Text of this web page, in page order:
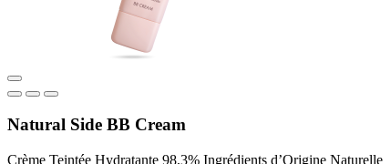
Natural Side BB Cream
Crème Teintée Hydratante 98,3% Ingrédients d’Origine Naturelle